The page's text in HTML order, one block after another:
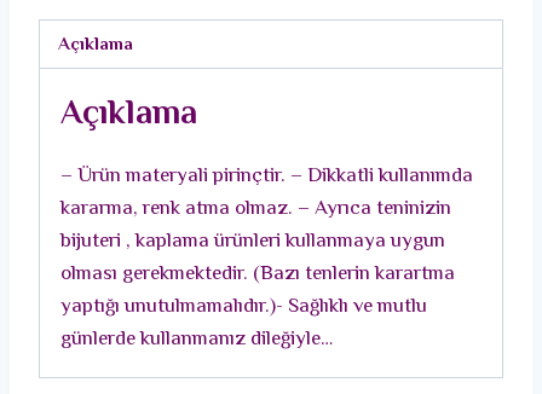
Küpe
Açıklama
Açıklama
– Ürün materyali pirinçtir. – Dikkatli kullanımda
kararma, renk atma olmaz. – Ayrıca teninizin
bijuteri , kaplama ürünleri kullanmaya uygun
olması gerekmektedir. (Bazı tenlerin karartma
yaptığı unutulmamalıdır.)- Sağlıklı ve mutlu
günlerde kullanmanız dileğiyle…